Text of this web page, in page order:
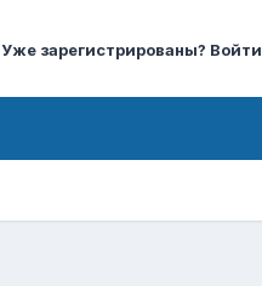
Уже зарегистрированы? Войти